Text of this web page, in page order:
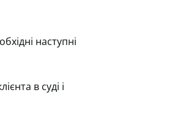
наступні
в суді і